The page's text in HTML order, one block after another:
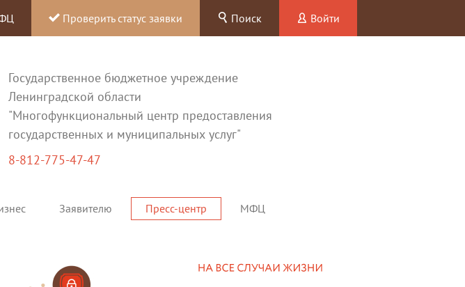
Проверить статус заявки Поиск Войти
Государственное бюджетное учреждение
Ленинградской области
"Многофункциональный центр предоставления
государственных и муниципальных услуг"
8-812-775-47-47
Заявителю Пресс-центр МФЦ